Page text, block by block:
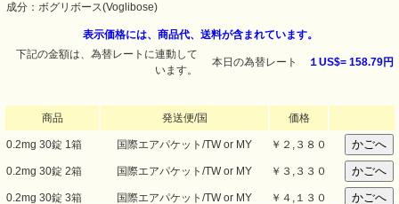
成分：ボグリボース(Voglibose)
表示価格には、商品代、送料が含まれています。
下記の金額は、為替レートに連動して
います。
本日の為替レート １US$= 158.79円
商品 発送便/国 価格
0.2mg 30錠 1箱 国際エアパケット/TW or MY ￥ ２,３８０
0.2mg 30錠 2箱 国際エアパケット/TW or MY ￥ ３,３３０
0.2mg 30錠 3箱 国際エアパケット/TW or MY ￥ ４,１３０